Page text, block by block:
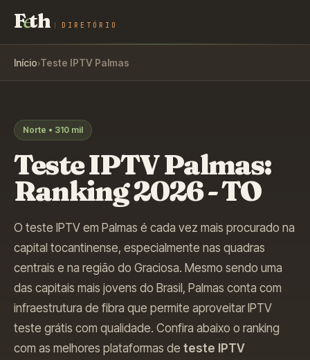
Feth DIRETÓRIO
Início›Teste IPTV Palmas
Norte • 310 mil
Teste IPTVPalmas:
Ranking 2026 -TO
O teste IPTV em Palmas é cada vez mais procurado na
capital tocantinense, especialmente nas quadras
centrais e na região do Graciosa. Mesmo sendo uma
das capitais mais jovens do Brasil, Palmas conta com
infraestrutura de fibra que permite aproveitar IPTV
teste grátis com qualidade. Confira abaixo o ranking
com as melhores plataformas de teste IPTV